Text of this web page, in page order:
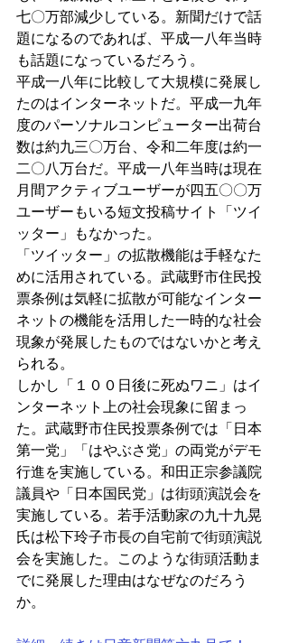
七〇万部減少している。新聞だけで話
題になるのであれば、平成一八年当時
も話題になっているだろう。
平成一八年に比較して大規模に発展し
たのはインターネットだ。平成一九年
度のパーソナルコンピューター出荷台
数は約九三〇万台、令和二年度は約一
二〇八万台だ。平成一八年当時は現在
月間アクティブユーザーが四五〇〇万
ユーザーもいる短文投稿サイト「ツイ
ッター」もなかった。
「ツイッター」の拡散機能は手軽なた
めに活用されている。武蔵野市住民投
票条例は気軽に拡散が可能なインター
ネットの機能を活用した一時的な社会
現象が発展したものではないかと考え
られる。
しかし「１００日後に死ぬワニ」はイ
ンターネット上の社会現象に留まっ
た。武蔵野市住民投票条例では「日本
第一党」「はやぶさ党」の両党がデモ
行進を実施している。和田正宗参議院
議員や「日本国民党」は街頭演説会を
実施している。若手活動家の九十九晃
氏は松下玲子市長の自宅前で街頭演説
会を実施した。このような街頭活動ま
でに発展した理由はなぜなのだろう
か。